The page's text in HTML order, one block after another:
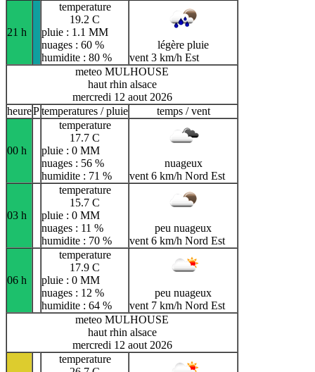
21 h
temperature
19.2 C
pluie : 1.1 MM
nuages : 60 %
humidite : 80 %
légère pluie
vent 3 km/h Est
meteo MULHOUSE
haut rhin alsace
mercredi 12 aout 2026
heurePtemperatures / pluie temps / vent
00 h
temperature
17.7 C
pluie : 0 MM
nuages : 56 %
humidite : 71 %
nuageux
vent 6 km/h Nord Est
03 h
temperature
15.7 C
pluie : 0 MM
nuages : 11 %
humidite : 70 %
peu nuageux
vent 6 km/h Nord Est
06 h
temperature
17.9 C
pluie : 0 MM
nuages : 12 %
humidite : 64 %
peu nuageux
vent 7 km/h Nord Est
meteo MULHOUSE
haut rhin alsace
mercredi 12 aout 2026
temperature